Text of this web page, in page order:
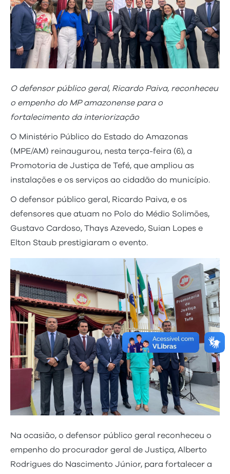
O defensor público geral, Ricardo Paiva, reconheceu
o empenho do MP amazonense para o
fortalecimento da interiorização
O Ministério Público do Estado do Amazonas
(MPE/AM) reinaugurou, nesta terça-feira (6), a
Promotoria de Justiça de Tefé, que ampliou as
instalações e os serviços ao cidadão do município.
O defensor público geral, Ricardo Paiva, e os
defensores que atuam no Polo do Médio Solimões,
Gustavo Cardoso, Thays Azevedo, Suian Lopes e
Elton Staub prestigiaram o evento.
Na ocasião, o defensor público geral reconheceu o
empenho do procurador geral de Justiça, Alberto
Rodrigues do Nascimento Júnior, para fortalecer a